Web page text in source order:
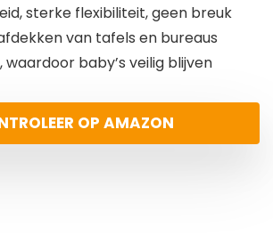
sterke flexibiliteit, geen breuk
van tafels en bureaus
baby’s veilig blijven
OP AMAZON